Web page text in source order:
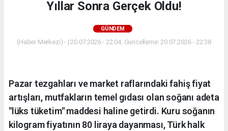
Yıllar Sonra Gerçek Oldu!
GÜNDEM
(Haber Merkezi) - | 20.07.2026 - 22:04, Güncelleme: 20.07.2026 - 22:38
Pazar tezgahları ve market raflarındaki fahiş fiyat
artışları, mutfakların temel gıdası olan soğanı adeta
"lüks tüketim" maddesi haline getirdi. Kuru soğanın
kilogram fiyatının 80 liraya dayanması, Türk halk